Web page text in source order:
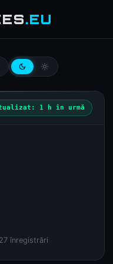
.EU
dark_mode light_mode
1 h în urmă
înregistrări